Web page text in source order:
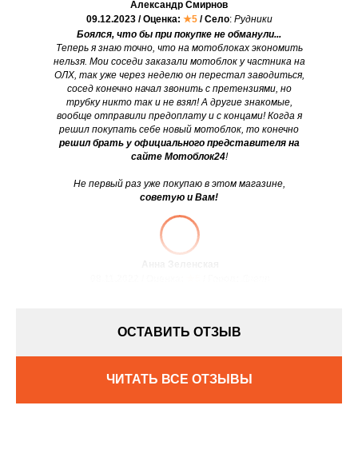
Боялся, что бы при покупке не обманули...
Теперь я знаю точно, что на мотоблоках экономить
нельзя. Мои соседи заказали мотоблок у частника на
ОЛХ, так уже через неделю он перестал заводиться,
сосед конечно начал звонить с претензиями, но
трубку никто так и не взял! А другие знакомые,
вообще отправили предоплату и с концами! Когда я
решил покупать себе новый мотоблок, то конечно
решил брать у официального представителя на
сайте Мотоблок24!
Не первый раз уже покупаю в этом магазине,
советую и Вам!
Александр Смирнов
09.12.2023 / Оценка: ★5 / Село: Рудники
Анна Зеленская
ОСТАВИТЬ ОТЗЫВ
ЧИТАТЬ ВСЕ ОТЗЫВЫ